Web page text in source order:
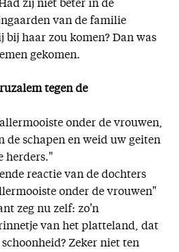
zij niet beter in de
van de familie
haar zou komen? Dan was
gekomen.
tegen de
onder de vrouwen,
de schapen en weid uw geiten
herders."
reactie van de dochters
onder de vrouwen"
zeg nu zelf: zo'n
van het platteland, dat
Zeker niet ten